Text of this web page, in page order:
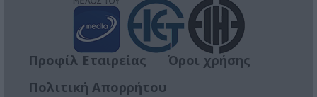
Προφίλ Εταιρείας
Όροι χρήσης
Πολιτική Απορρήτου